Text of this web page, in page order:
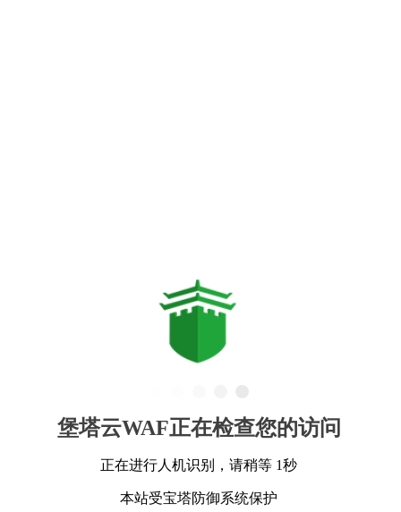
堡塔云WAF正在检查您的访问
正在进行人机识别，请稍等 1秒
本站受宝塔防御系统保护